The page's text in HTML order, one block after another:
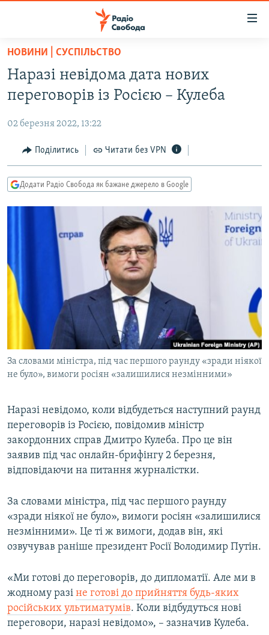
Перейти
основного
матеріалу
Перейти
до
навігації
Перейти
до
ВСЕ ЗА ДОБУ
СТАТТІ
ПОЛІТИКА
ЕКОНОМІКА
КУЛЬТУРА
ВІЙНА
РОСІЙСЬКА «ФІЛЬТРАЦІЯ»
КРИМ.РЕАЛІЇ
КИТАЙ.ВИКЛИКИ
МУЛЬТИМЕДІА
ФОТО
СПЕЦПРОЄКТИ
ПОДКАСТИ
КРИМ РЕАЛІЇ
УКР
КТАТ
ДОЛУЧАЙСЯ!
Усі сайти RFE/RL
НОВИНИ | СУСПІЛЬСТВО
Наразі невідома дата нових
переговорів із Росією – Кулеба
02 березня 2022, 13:22
Поділитись Читати без VPN
Додати Радіо Свобода як бажане джерело в Google
За словами міністра, під час першого раунду «зради ніякої
не було», вимоги росіян «залишилися незмінними»
Наразі невідомо, коли відбудеться наступний раунд
переговорів із Росією, повідомив міністр
закордонних справ Дмитро Кулеба. Про це він
заявив під час онлайн-брифінгу 2 березня,
відповідаючи на питання журналістки.
За словами міністра, під час першого раунду
«зради ніякої не було», вимоги росіян «залишилися
незмінними». Це ті ж вимоги, додав він, які
озвучував раніше президент Росії Володимир Путін.
«Ми готові до переговорів, до дипломатії. Але ми в
жодному разі не готові до прийняття будь-яких
російських ультиматумів. Коли відбудуться нові
переговори, наразі невідомо», – зазначив Кулеба.